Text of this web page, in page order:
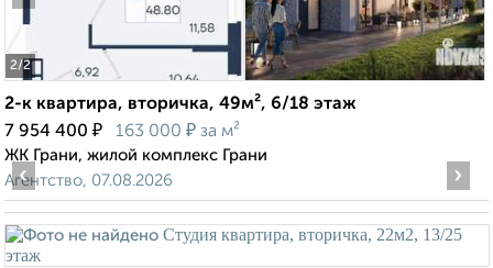
2/2
2-к квартира, вторичка, 49м², 6/18 этаж
7 954 400 ₽ 163 000 ₽ за м²
ЖК Грани, жилой комплекс Грани
Агентство, 07.08.2026
‹ ›